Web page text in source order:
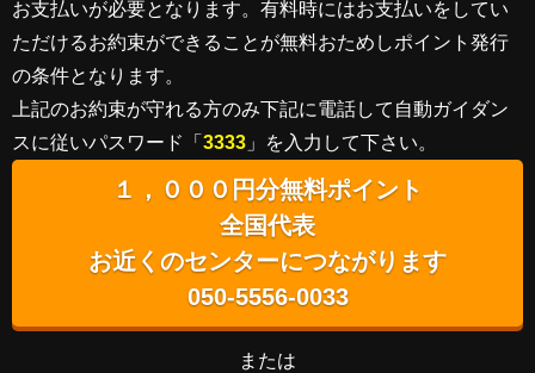
お支払いが必要となります。有料時にはお支払いをしてい
ただけるお約束ができることが無料おためしポイント発行
の条件となります。
上記のお約束が守れる方のみ下記に電話して自動ガイダン
スに従いパスワード「 3333 」を入力して下さい。
１，０００円分無料ポイント
全国代表
お近くのセンターにつながります
050-5556-0033
または